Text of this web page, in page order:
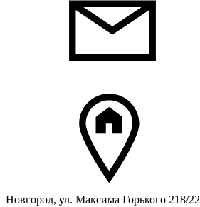
Новгород, ул. Максима Горького 218/22